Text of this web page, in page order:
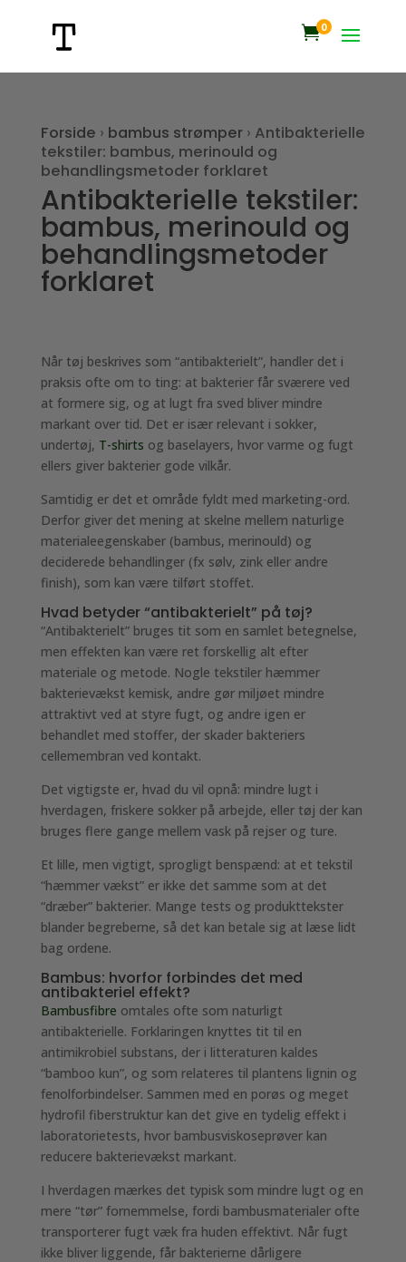
0
Forside › bambus strømper › Antibakterielle
tekstiler: bambus, merinould og
behandlingsmetoder forklaret
Antibakterielle tekstiler:
bambus, merinould og
behandlingsmetoder
forklaret
Når tøj beskrives som “antibakterielt”, handler det i
praksis ofte om to ting: at bakterier får sværere ved
at formere sig, og at lugt fra sved bliver mindre
markant over tid. Det er især relevant i sokker,
undertøj, T-shirts og baselayers, hvor varme og fugt
ellers giver bakterier gode vilkår.
Samtidig er det et område fyldt med marketing-ord.
Derfor giver det mening at skelne mellem naturlige
materialeegenskaber (bambus, merinould) og
deciderede behandlinger (fx sølv, zink eller andre
finish), som kan være tilført stoffet.
Hvad betyder “antibakterielt” på tøj?
“Antibakterielt” bruges tit som en samlet betegnelse,
men effekten kan være ret forskellig alt efter
materiale og metode. Nogle tekstiler hæmmer
bakterievækst kemisk, andre gør miljøet mindre
attraktivt ved at styre fugt, og andre igen er
behandlet med stoffer, der skader bakteriers
cellemembran ved kontakt.
Det vigtigste er, hvad du vil opnå: mindre lugt i
hverdagen, friskere sokker på arbejde, eller tøj der kan
bruges flere gange mellem vask på rejser og ture.
Et lille, men vigtigt, sprogligt benspænd: at et tekstil
“hæmmer vækst” er ikke det samme som at det
“dræber” bakterier. Mange tests og produkttekster
blander begreberne, så det kan betale sig at læse lidt
bag ordene.
Bambus: hvorfor forbindes det med
antibakteriel effekt?
Bambusfibre omtales ofte som naturligt
antibakterielle. Forklaringen knyttes tit til en
antimikrobiel substans, der i litteraturen kaldes
“bamboo kun”, og som relateres til plantens lignin og
fenolforbindelser. Sammen med en porøs og meget
hydrofil fiberstruktur kan det give en tydelig effekt i
laboratorietests, hvor bambusviskoseprøver kan
reducere bakterievækst markant.
I hverdagen mærkes det typisk som mindre lugt og en
mere “tør” fornemmelse, fordi bambusmaterialer ofte
transporterer fugt væk fra huden effektivt. Når fugt
ikke bliver liggende, får bakterierne dårligere